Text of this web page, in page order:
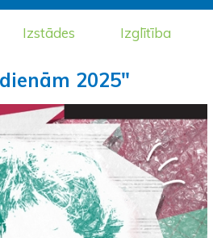
Izstādes Izglītība
2025"